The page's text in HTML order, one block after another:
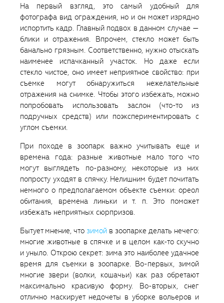
На первый взгляд, это самый удобный для
фотографа вид ограждения, но и он может изрядно
испортить кадр. Главный подвох в данном случае —
блики и отражения. Впрочем, стекло может быть
банально грязным. Соответственно, нужно отыскать
наименее испачканный участок. Но даже если
стекло чистое, оно имеет неприятное свойство: при
съемке могут обнаружиться нежелательные
отражения на снимке. Чтобы этого избежать, можно
попробовать использовать заслон (что-то из
подручных средств) или поэкспериментировать с
углом съемки.
При походе в зоопарк важно учитывать еще и
времена года: разные животные мало того что
могут выглядеть по-разному, некоторые из них
попросту уходят в спячку. Нелишним будет почитать
немного о предполагаемом объекте съемки: ореол
обитания, времена линьки и т. п. Это поможет
избежать неприятных сюрпризов.
Бытует мнение, что зимой в зоопарке делать нечего:
многие животные в спячке и в целом как-то скучно
и уныло. Открою секрет: зима это наиболее удачное
время для съемки в зоопарке. Во-первых, зимой
многие звери (волки, кошачьи) как раз обретают
максимально красивую форму. Во-вторых, снег
отлично маскирует недочеты в уборке вольеров и